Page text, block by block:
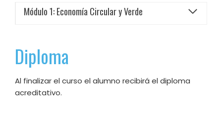
Módulo 1: Economía Circular y Verde
Diploma
Al finalizar el curso el alumno recibirá el diploma
acreditativo.